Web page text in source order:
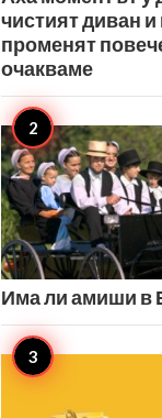
чистият диван
променят
очакваме
Има ли амиши в